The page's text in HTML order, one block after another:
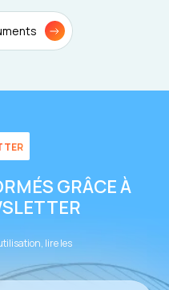
GRÂCE À
lire les